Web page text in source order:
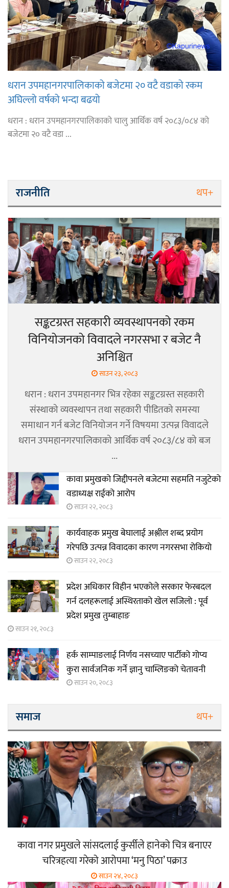
धरान उपमहानगरपालिकाको बजेटमा २० वटै वडाको रकम
अघिल्लो वर्षको भन्दा बढयो
धरान : धरान उपमहानगरपालिकाको चालु आर्थिक वर्ष २०८३/०८४ को
बजेटमा २० वटै वडा ...
राजनीति थप+
सङ्कटग्रस्त सहकारी व्यवस्थापनको रकम
विनियोजनको विवादले नगरसभा र बजेट नै
अनिश्चित
साउन २३, २०८३
धरान : धरान उपमहानगर भित्र रहेका सङ्कटग्रस्त सहकारी
संस्थाको व्यवस्थापन तथा सहकारी पीडितको समस्या
समाधान गर्न बजेट विनियोजन गर्ने विषयमा उत्पन्न विवादले
धरान उपमहानगरपालिकाको आर्थिक वर्ष २०८३/८४ को बज
...
कावा प्रमुखको जिद्दीपनले बजेटमा सहमति नजुटेको
वडाध्यक्ष राईको आरोप
साउन २२, २०८३
कार्यवाहक प्रमुख बेघालाई अश्लील शब्द प्रयोग
गरेपछि उत्पन्न विवादका कारण नगरसभा रोकियो
साउन २२, २०८३
प्रदेश अधिकार विहीन भएकोले सरकार फेरबदल
गर्न दलहरूलाई अस्थिरताको खेल सजिलो : पूर्व
प्रदेश प्रमुख तुम्बाहाङ
साउन २१, २०८३
हर्क साम्पाङलाई निर्णय नसच्याए पार्टीको गोप्य
कुरा सार्वजनिक गर्ने ज्ञानु चाम्लिङको चेतावनी
साउन २०, २०८३
समाज थप+
कावा नगर प्रमुखले सांसदलाई कुर्सीले हानेको चित्र बनाएर
चरित्रहत्या गरेको आरोपमा ‘मनु पिठा’ पक्राउ
साउन २४, २०८३